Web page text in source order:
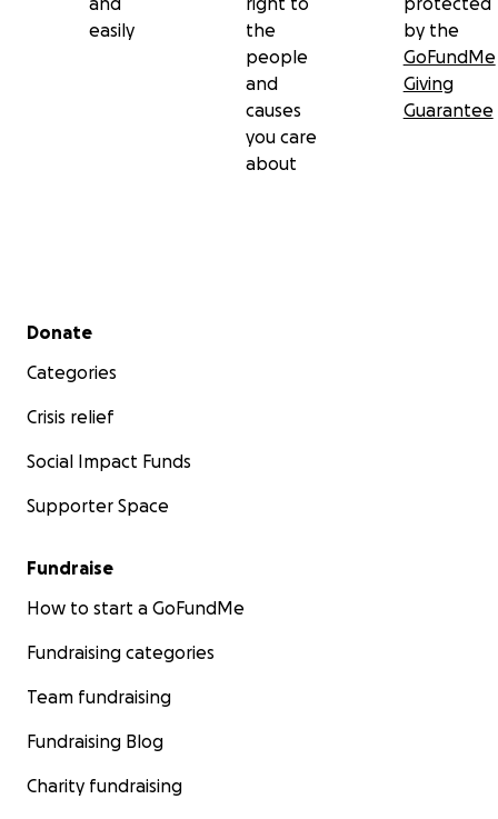
easily
the
people
and
causes
you care
about
by the
GoFundMe
Giving
Guarantee
Secondary menu
Donate
Categories
Crisis relief
Social Impact Funds
Supporter Space
Fundraise
How to start a GoFundMe
Fundraising categories
Team fundraising
Fundraising Blog
Charity fundraising